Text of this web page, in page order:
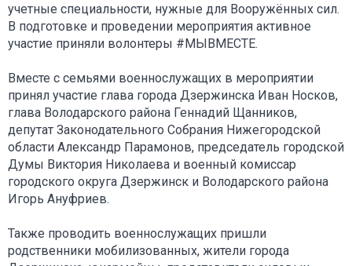
учетные специальности, нужные для Вооружённых сил.
В подготовке и проведении мероприятия активное
участие приняли волонтеры #МЫВМЕСТЕ.
Вместе с семьями военнослужащих в мероприятии
принял участие глава города Дзержинска Иван Носков,
глава Володарского района Геннадий Щанников,
депутат Законодательного Собрания Нижегородской
области Александр Парамонов, председатель городской
Думы Виктория Николаева и военный комиссар
городского округа Дзержинск и Володарского района
Игорь Ануфриев.
Также проводить военнослужащих пришли
родственники мобилизованных, жители города